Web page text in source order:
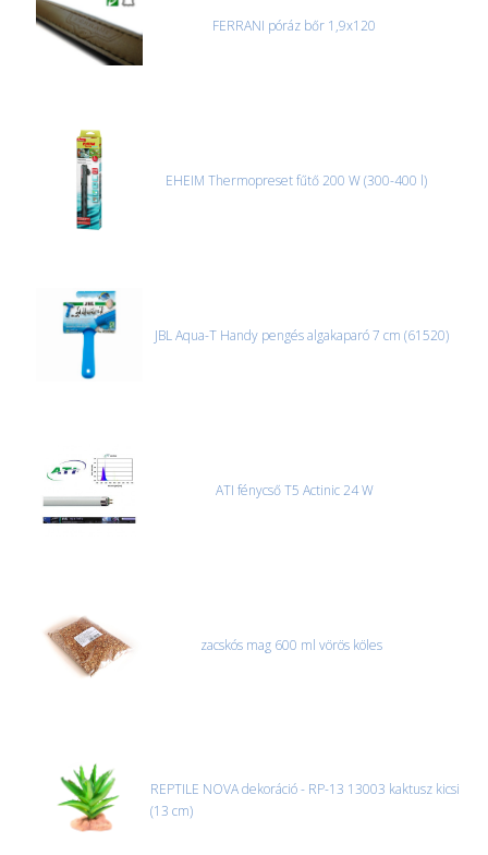
FERRANI póráz bőr 1,9x120
EHEIM Thermopreset fűtő 200 W (300-400 l)
JBL Aqua-T Handy pengés algakaparó 7 cm (61520)
ATI fénycső T5 Actinic 24 W
zacskós mag 600 ml vörös köles
REPTILE NOVA dekoráció - RP-13 13003 kaktusz kicsi
(13 cm)